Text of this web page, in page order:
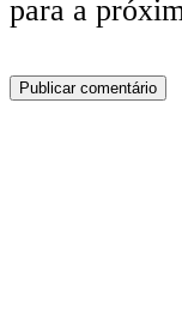
para a